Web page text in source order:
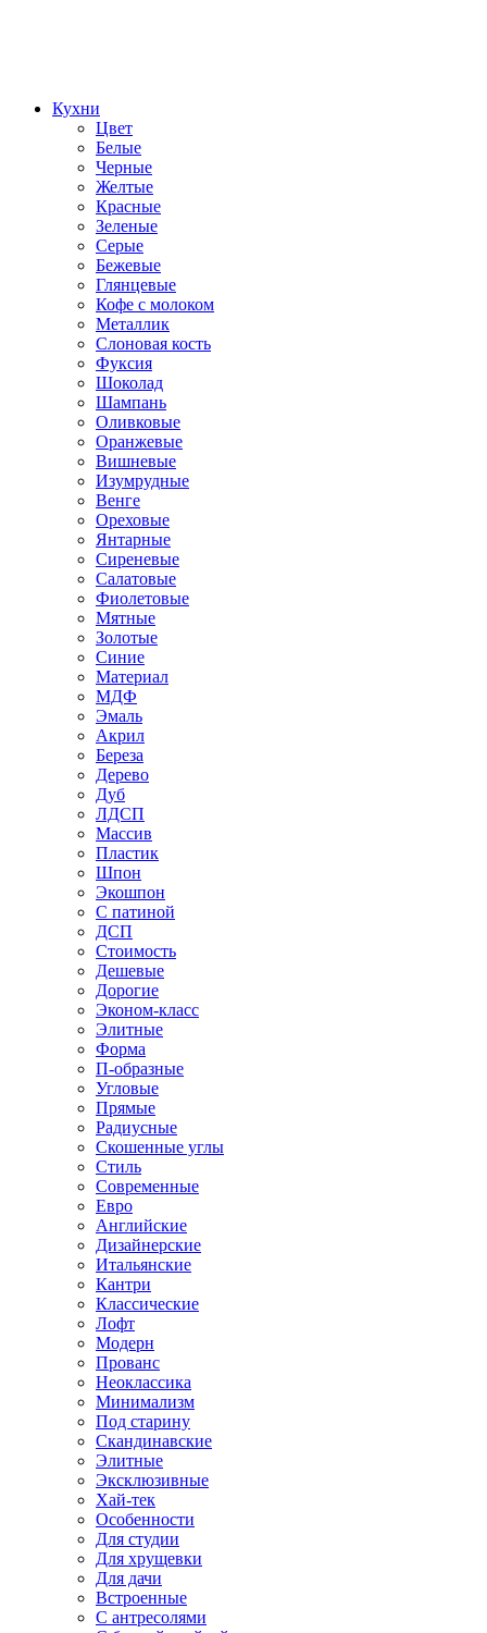
Кухни
Цвет
Белые
Черные
Желтые
Красные
Зеленые
Серые
Бежевые
Глянцевые
Кофе с молоком
Металлик
Слоновая кость
Фуксия
Шоколад
Шампань
Оливковые
Оранжевые
Вишневые
Изумрудные
Венге
Ореховые
Янтарные
Сиреневые
Салатовые
Фиолетовые
Мятные
Золотые
Синие
Материал
МДФ
Эмаль
Акрил
Береза
Дерево
Дуб
ЛДСП
Массив
Пластик
Шпон
Экошпон
С патиной
ДСП
Стоимость
Дешевые
Дорогие
Эконом-класс
Элитные
Форма
П-образные
Угловые
Прямые
Радиусные
Скошенные углы
Стиль
Современные
Евро
Английские
Дизайнерские
Итальянские
Кантри
Классические
Лофт
Модерн
Прованс
Неоклассика
Минимализм
Под старину
Скандинавские
Элитные
Эксклюзивные
Хай-тек
Особенности
Для студии
Для хрущевки
Для дачи
Встроенные
С антресолями